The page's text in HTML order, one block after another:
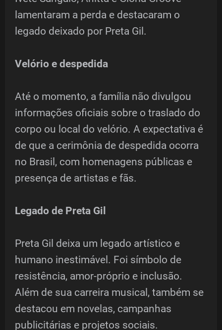
lamentaram a perda e destacaram o
legado deixado por Preta Gil.
Velório e despedida
Até o momento, a família não divulgou
informações oficiais sobre o traslado do
corpo ou local do velório. A expectativa é
de que a cerimônia de despedida ocorra
no Brasil, com homenagens públicas e
presença de artistas e fãs.
Legado de Preta Gil
Preta Gil deixa um legado artístico e
humano inestimável. Foi símbolo de
resistência, amor-próprio e inclusão.
Além de sua carreira musical, também se
destacou em novelas, campanhas
publicitárias e projetos sociais.